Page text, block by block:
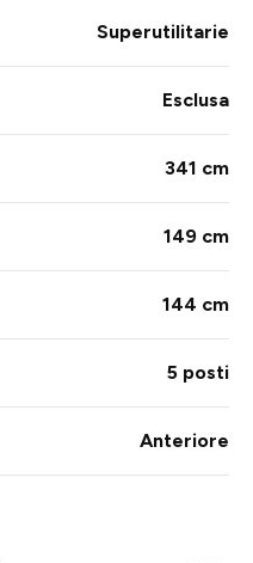
Superutilitarie
Esclusa
341 cm
149 cm
144 cm
5 posti
Anteriore